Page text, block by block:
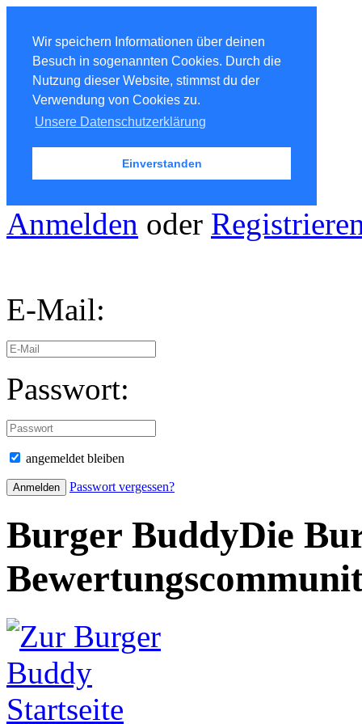
Wir speichern Informationen über deinen
Besuch in sogenannten Cookies. Durch die
Nutzung dieser Website, stimmst du der
Verwendung von Cookies zu.
Unsere Datenschutzerklärung
Einverstanden
Anmelden oder
E-Mail:
Passwort:
angemeldet bleiben
Passwort vergessen?
Burger BuddyDie